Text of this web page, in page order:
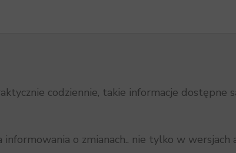
codziennie, takie informacje dostępne
o zmianach.. nie tylko w wersjach